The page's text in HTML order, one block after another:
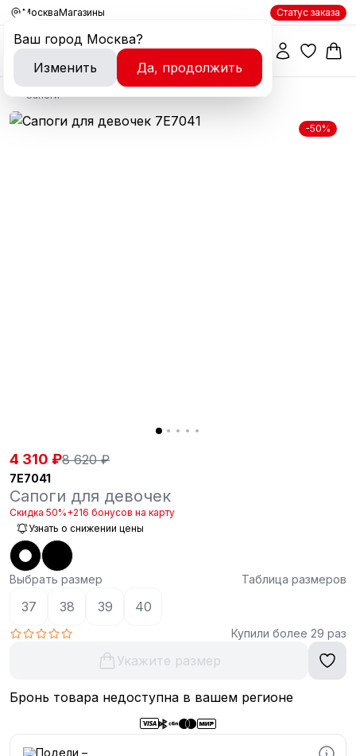
Москва
Ваш город Москва?
Изменить
Да, продолжить
Магазины Статус заказа
Сапоги
-50%
4 310 ₽8 620 ₽
7E7041
Сапоги для девочек
Скидка 50%+216 бонусов на карту
Узнать о снижении цены
Выбрать размер Таблица размеров
37 38 39 40
Купили более 29 раз
Укажите размер
Бронь товара недоступна в вашем регионе